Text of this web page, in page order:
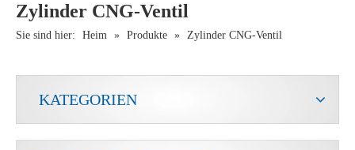
Zylinder CNG-Ventil
Sie sind hier: Heim » Produkte » Zylinder CNG-Ventil
KATEGORIEN